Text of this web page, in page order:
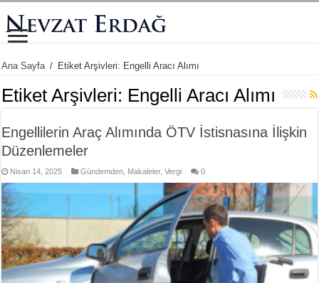
Ana Sayfa / Etiket Arşivleri: Engelli Aracı Alımı
Etiket Arşivleri: Engelli Aracı Alımı
Engellilerin Araç Alımında ÖTV İstisnasına İlişkin
Düzenlemeler
Nisan 14, 2025 Gündemden Makaleler,Vergi 0